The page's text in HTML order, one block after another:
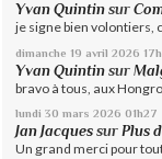
Yvan Quintin sur
je signe bien volontiers,
dimanche 19 avril 2026
Yvan Quintin sur
bravo à tous, aux
lundi 30 mars 2026 01h27
Jan Jacques surPlus
Un grand merci pour